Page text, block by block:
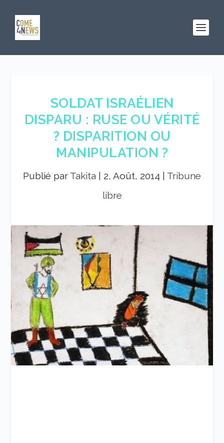
SOLDAT ISRAÉLIEN
DISPARU : RUSE OU VÉRITÉ
? DISPARITION OU
MANIPULATION ?
Publié par Takita 2, Août, 2014
Tribune
libre